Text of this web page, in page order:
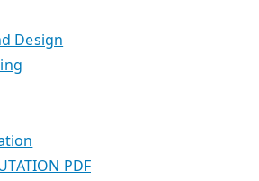
Design
PDF